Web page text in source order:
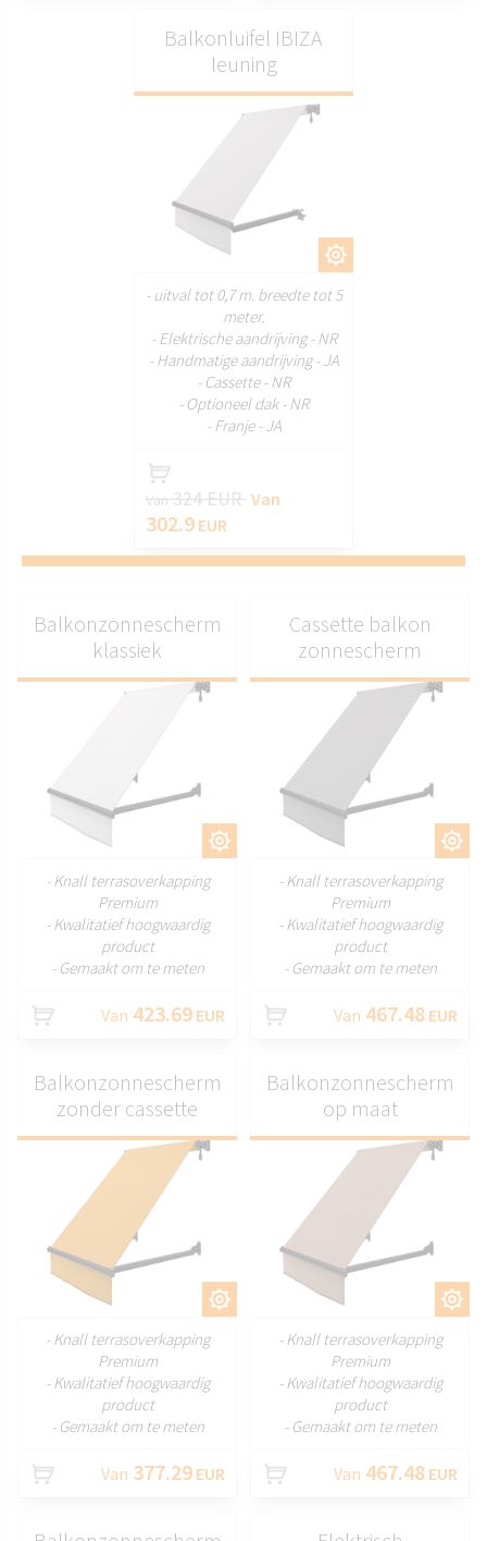
Balkonluifel IBIZA
leuning
- uitval tot 0,7 m. breedte tot 5
meter.
- Elektrische aandrijving - NR
- Handmatige aandrijving - JA
- Cassette - NR
- Optioneel dak - NR
- Franje - JA
Van324 EUR Van
302.9 EUR
Balkonzonnescherm
klassiek
- Knall terrasoverkapping
Premium
- Kwalitatief hoogwaardig
product
- Gemaakt om te meten
Van 423.69 EUR
Cassette balkon
zonnescherm
- Knall terrasoverkapping
Premium
- Kwalitatief hoogwaardig
product
- Gemaakt om te meten
Van 467.48 EUR
Balkonzonnescherm
zonder cassette
- Knall terrasoverkapping
Premium
- Kwalitatief hoogwaardig
product
- Gemaakt om te meten
Van 377.29 EUR
Balkonzonnescherm
op maat
- Knall terrasoverkapping
Premium
- Kwalitatief hoogwaardig
product
- Gemaakt om te meten
Van 467.48 EUR